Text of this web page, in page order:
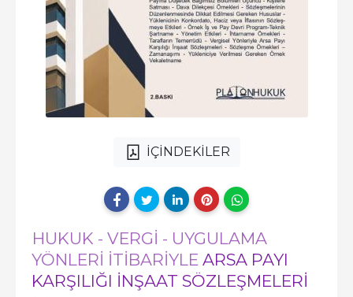
İÇİNDEKİLER
HUKUK - VERGİ - UYGULAMA
YÖNLERİ İTİBARİYLE ARSA PAYI
KARŞILIĞI İNŞAAT SÖZLEŞMELERİ